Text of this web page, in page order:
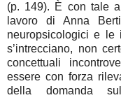
(p. 149). È con tale
lavoro di Anna
neuropsicologici e le
s’intrecciano, non
concettuali
essere con forza
della domanda